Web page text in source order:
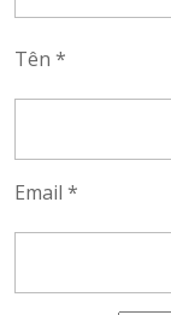
Tên *
Email *